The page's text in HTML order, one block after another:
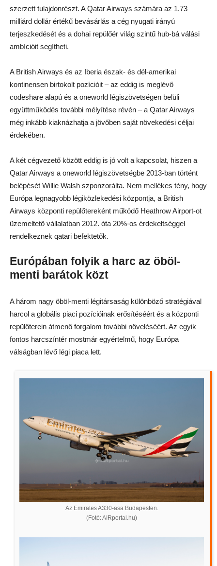
szerzett tulajdonrészt. A Qatar Airways számára az 1.73
milliárd dollár értékű bevásárlás a cég nyugati irányú
terjeszkedését és a dohai repülőér világ szintű hub-bá válási
ambícióit segítheti.
A British Airways és az Iberia észak- és dél-amerikai
kontinensen birtokolt pozícióit – az eddig is meglévő
codeshare alapú és a oneworld légiszövetségen belüli
együttműködés további mélyítése révén – a Qatar Airways
még inkább kiaknázhatja a jövőben saját növekedési céljai
érdekében.
A két cégvezető között eddig is jó volt a kapcsolat, hiszen a
Qatar Airways a oneworld légiszövetségbe 2013-ban történt
belépését Willie Walsh szponzorálta. Nem mellékes tény, hogy
Európa legnagyobb légiközlekedési központja, a British
Airways központi repülőtereként működő Heathrow Airport-ot
üzemeltető vállalatban 2012. óta 20%-os érdekeltséggel
rendelkeznek qatari befektetők.
Európában folyik a harc az öböl-
menti barátok közt
A három nagy öböl-menti légitársaság különböző stratégiával
harcol a globális piaci pozícióinak erősítéséért és a központi
repülőterein átmenő forgalom további növeléséért. Az egyik
fontos harcszíntér mostmár egyértelmű, hogy Európa
válságban lévő légi piaca lett.
Az Emirates A330-asa Budapesten.
(Fotó: AIRportal.hu)